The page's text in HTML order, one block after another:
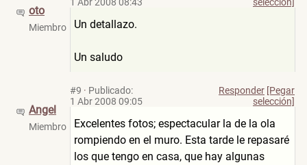
oto
Miembro Un detallazo.
Un saludo
Angel
Miembro
#9 · Publicado:
1 Abr 2008 09:05
Responder [Pegar
selección]
Excelentes fotos; espectacular la de la ola
rompiendo en el muro. Esta tarde le repasaré
los que tengo en casa, que hay algunas